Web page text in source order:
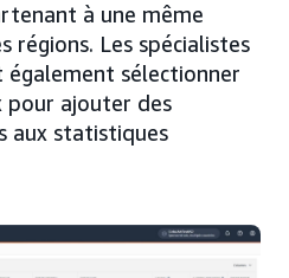
à une même
régions. Les spécialistes
sélectionner
pour ajouter des
aux statistiques